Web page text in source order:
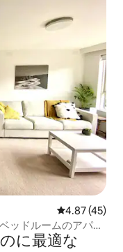
レビュー45
4.87 (45)
ッドルームのアパー
に最⁠適⁠な